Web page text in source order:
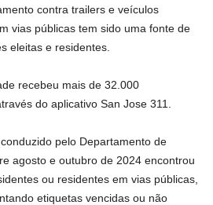
contra trailers e veículos
vias públicas tem sido uma fonte de
eleitas e residentes.
recebeu mais de 32.000
do aplicativo San Jose 311.
pelo Departamento de
agosto e outubro de 2024 encontrou
ou residentes em vias públicas,
etiquetas vencidas ou não